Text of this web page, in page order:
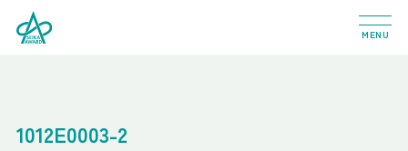
MENU
1012E0003-2